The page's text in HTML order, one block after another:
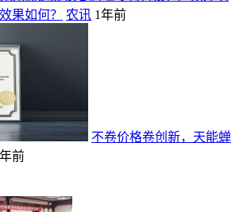
果如何？
农讯 1年前
不卷价格卷创新，天能蝉
前